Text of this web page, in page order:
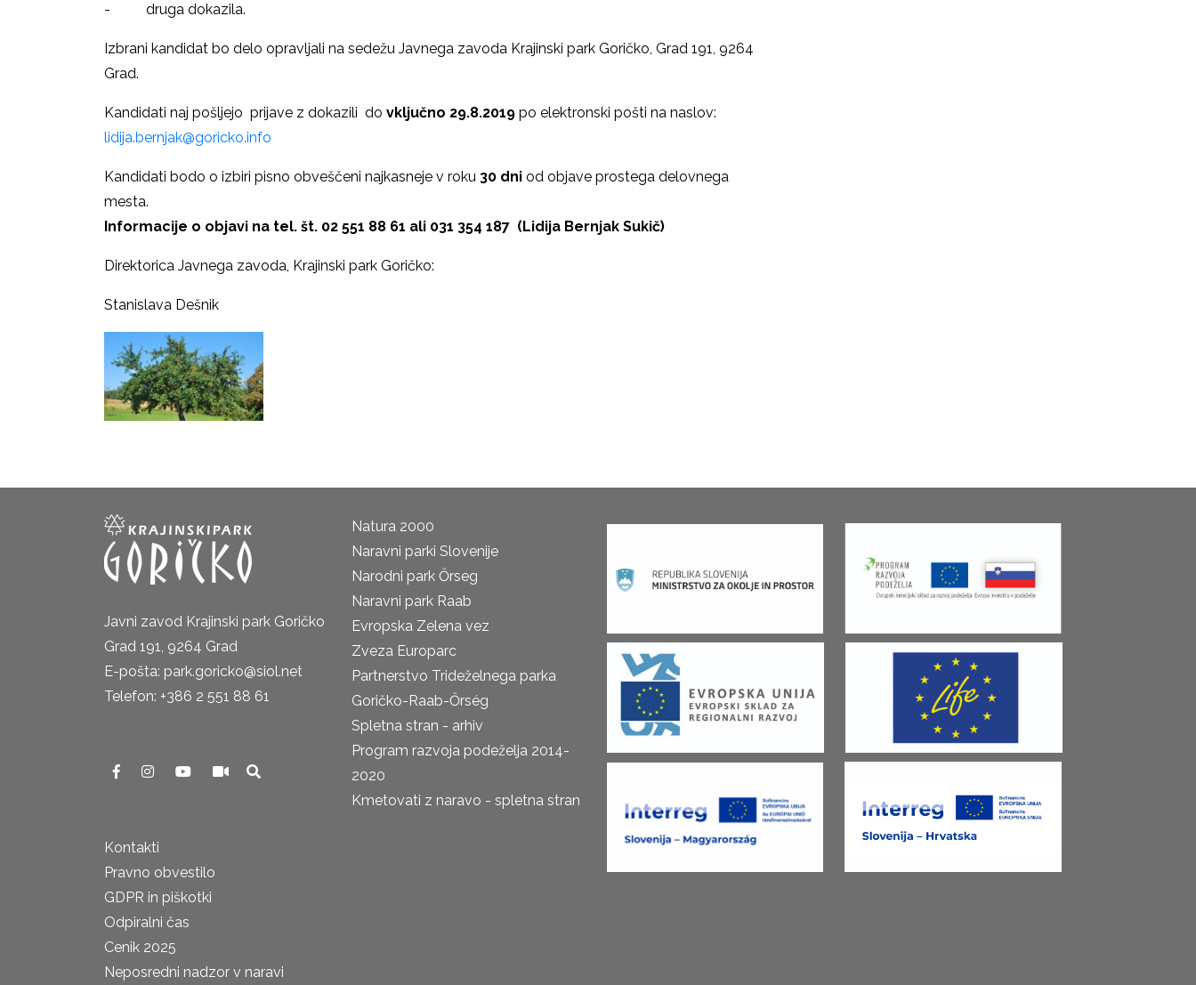
- druga dokazila.
Izbrani kandidat bo delo opravljali na sedežu Javnega zavoda Krajinski park Goričko, Grad 191, 9264
Grad.
Kandidati naj pošljejo prijave z dokazili do vključno 29.8.2019 po elektronski pošti na naslov:
lidija.bernjak@goricko.info
Kandidati bodo o izbiri pisno obveščeni najkasneje v roku 30 dni od objave prostega delovnega
mesta.
Informacije o objavi na tel. št. 02 551 88 61 ali 031 354 187 (Lidija Bernjak Sukič)
Direktorica Javnega zavoda, Krajinski park Goričko:
Stanislava Dešnik
Javni zavod Krajinski park Goričko
Grad 191, 9264 Grad
E-pošta: park.goricko@siol.net
Telefon: +386 2 551 88 61
Kontakti
Pravno obvestilo
GDPR in piškotki
Odpiralni čas
Cenik 2025
Neposredni nadzor v naravi
Natura 2000
Naravni parki Slovenije
Narodni park Őrseg
Naravni park Raab
Evropska Zelena vez
Zveza Europarc
Partnerstvo Trideželnega parka
Goričko-Raab-Őrség
Spletna stran - arhiv
Program razvoja podeželja 2014-
2020
Kmetovati z naravo - spletna stran